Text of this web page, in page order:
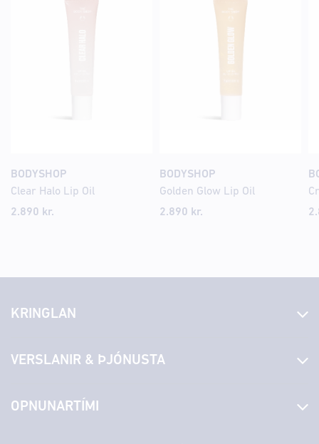
BODYSHOP
Clear Halo Lip Oil
2.890 kr.
BODYSHOP
Golden Glow Lip Oil
2.890 kr.
KRINGLAN
Laus störf
Hafðu samband
VERSLANIR & ÞJÓNUSTA
Borgarbókasafn
OPNUNARTÍMI